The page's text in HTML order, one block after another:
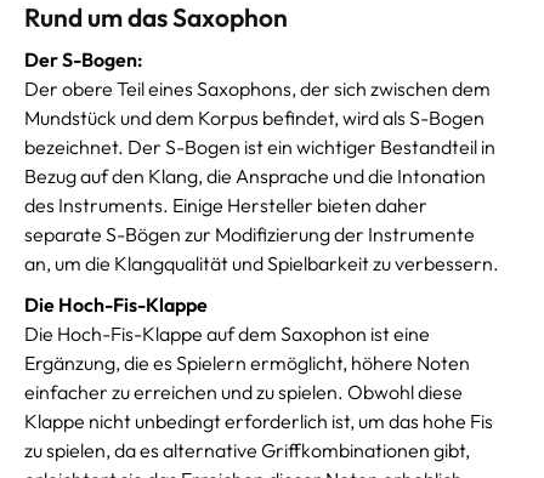
Rund um das Saxophon
Der S-Bogen:
Der obere Teil eines Saxophons, der sich zwischen dem
Mundstück und dem Korpus befindet, wird als S-Bogen
bezeichnet. Der S-Bogen ist ein wichtiger Bestandteil in
Bezug auf den Klang, die Ansprache und die Intonation
des Instruments. Einige Hersteller bieten daher
separate S-Bögen zur Modifizierung der Instrumente
an, um die Klangqualität und Spielbarkeit zu verbessern.
Die Hoch-Fis-Klappe
Die Hoch-Fis-Klappe auf dem Saxophon ist eine
Ergänzung, die es Spielern ermöglicht, höhere Noten
einfacher zu erreichen und zu spielen. Obwohl diese
Klappe nicht unbedingt erforderlich ist, um das hohe Fis
zu spielen, da es alternative Griffkombinationen gibt,